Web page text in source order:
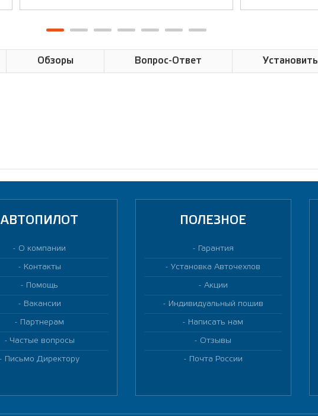
Обзоры Вопрос-Ответ Установить
АВТОПИЛОТ
О компании
Контакты
Помощь
Вакансии
Партнерам
Частые вопросы
Письмо Директору
ПОЛЕЗНОЕ
Гарантия
Установка Авточехлов
Акции
Индивидуальный пошив
Написать нам
Отзывы
Почта России